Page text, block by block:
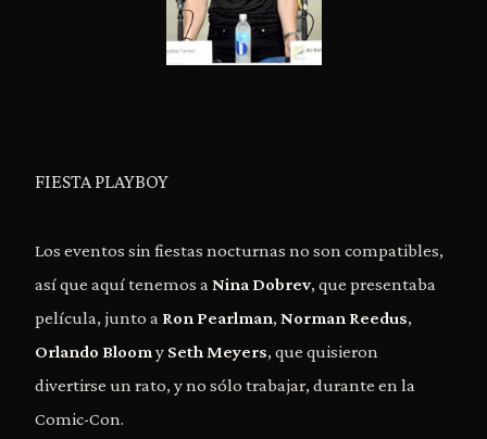
FIESTA PLAYBOY
Los eventos sin fiestas nocturnas no son compatibles,
así que aquí tenemos a Nina Dobrev, que presentaba
película, junto a Ron Pearlman, Norman Reedus,
Orlando Bloomy Seth Meyers, que quisieron
divertirse un rato, y no sólo trabajar, durante en la
Comic-Con.